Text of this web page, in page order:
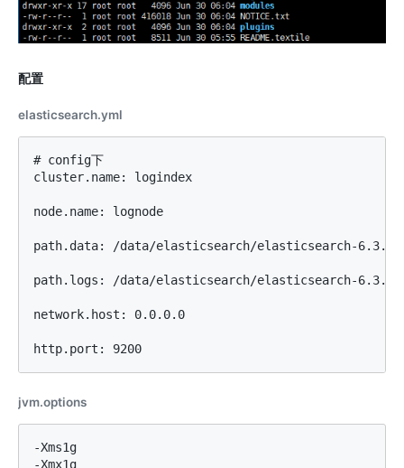
配置
elasticsearch.yml
# config下
cluster.name: logindex
node.name: lognode
path.data: /data/elasticsearch/elasticsearch-6.3.1/
path.logs: /data/elasticsearch/elasticsearch-6.3.1/
network.host: 0.0.0.0
jvm.options
-Xms1g